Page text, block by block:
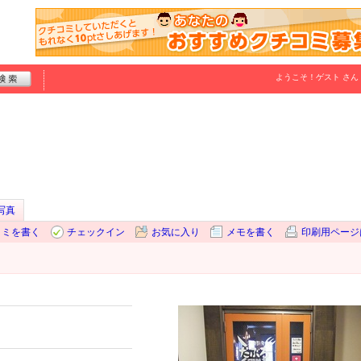
ようこそ！ ゲスト さん
真
を書く
チェックイン お気に入り メモを書く 印刷用ペー